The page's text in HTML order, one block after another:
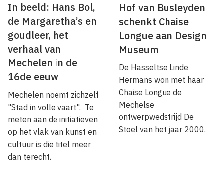
In beeld: Hans Bol,
de Margaretha’s en
goudleer, het
verhaal van
Mechelen in de
16de eeuw
Mechelen noemt zichzelf
"Stad in volle vaart". Te
meten aan de initiatieven
op het vlak van kunst en
cultuur is die titel meer
dan terecht.
Hof van Busleyden
schenkt Chaise
Longue aan Design
Museum
De Hasseltse Linde
Hermans won met haar
Chaise Longue de
Mechelse
ontwerpwedstrijd De
Stoel van het jaar 2000.